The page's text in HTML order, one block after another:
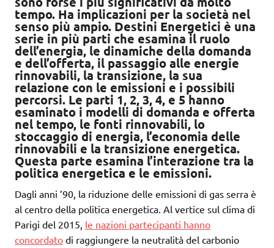
tempo. Ha implicazioni per la società nel
senso più ampio. Destini Energetici è una
serie in più parti che esamina il ruolo
dell’energia, le dinamiche della domanda
e dell’offerta, il passaggio alle energie
rinnovabili, la transizione, la sua
relazione con le emissioni e i possibili
percorsi. Le parti 1, 2, 3, 4, e 5 hanno
esaminato i modelli di domanda e offerta
nel tempo, le fonti rinnovabili, lo
stoccaggio di energia, l’economia delle
rinnovabili e la transizione energetica.
Questa parte esamina l’interazione tra la
politica energetica e le emissioni.
Dagli anni ’90, la riduzione delle emissioni di gas serra è
al centro della politica energetica. Al vertice sul clima di
Parigi del 2015, le nazioni partecipanti hanno
concordato di raggiungere la neutralità del carbonio